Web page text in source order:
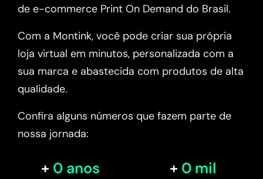
de e-commerce Print On Demand do Brasil.
Com a Montink, você pode criar sua própria
loja virtual em minutos, personalizada com a
sua marca e abastecida com produtos de alta
qualidade.
Confira alguns números que fazem parte de
nossa jornada:
0 anos 0 mil